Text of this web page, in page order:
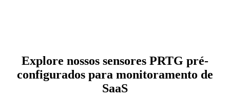
Explore nossos sensores PRTG pré-
configurados para monitoramento de
SaaS